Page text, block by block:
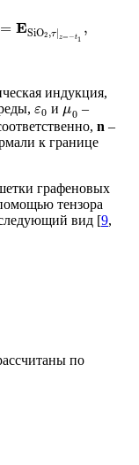
= ESiO2 ,τ|z= −t1
,
индукция,
ε0 и μ0 –
n –
к границе
графеновых
тензора
вид [9,
по